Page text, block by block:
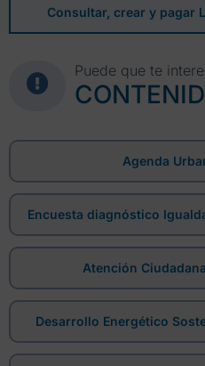
Consultar, crear y pagar
Puede que te
Agenda
Encuesta diagnóstico
Atención
Desarrollo Energético